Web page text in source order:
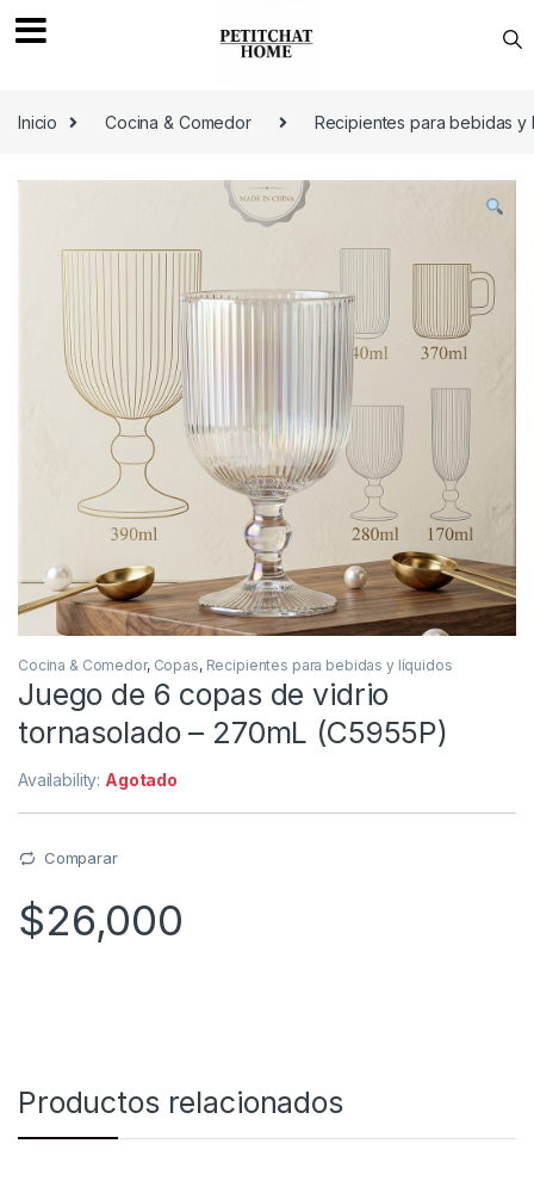
Inicio
Cocina & Comedor Recipientes para bebidas y
Cocina & Comedor, Copas, Recipientes para bebidas y líquidos
Juego de 6 copas de vidrio
tornasolado – 270mL (C5955P)
Availability: Agotado
Comparar
$26,000
Productos relacionados